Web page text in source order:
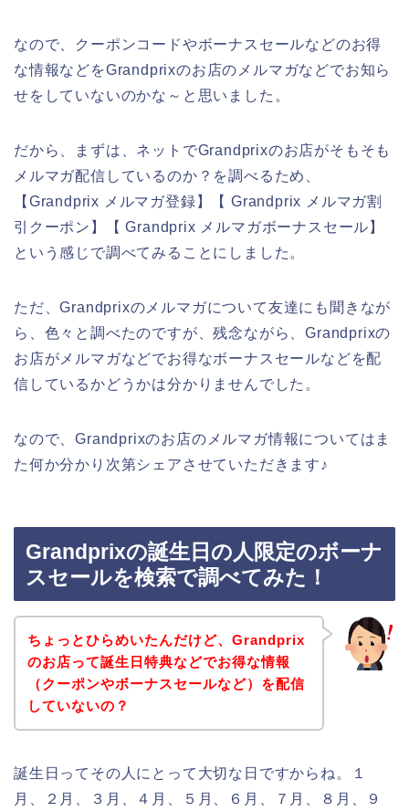
なので、クーポンコードやボーナスセールなどのお得
な情報などをGrandprixのお店のメルマガなどでお知ら
せをしていないのかな～と思いました。
だから、まずは、ネットでGrandprixのお店がそもそも
メルマガ配信しているのか？を調べるため、
【Grandprix メルマガ登録】【 Grandprix メルマガ割
引クーポン】【 Grandprix メルマガボーナスセール】
という感じで調べてみることにしました。
ただ、Grandprixのメルマガについて友達にも聞きなが
ら、色々と調べたのですが、残念ながら、Grandprixの
お店がメルマガなどでお得なボーナスセールなどを配
信しているかどうかは分かりませんでした。
なので、Grandprixのお店のメルマガ情報についてはま
た何か分かり次第シェアさせていただきます♪
Grandprixの誕生日の人限定のボーナ
スセールを検索で調べてみた！
ちょっとひらめいたんだけど、Grandprix
のお店って誕生日特典などでお得な情報
（クーポンやボーナスセールなど）を配信
していないの？
誕生日ってその人にとって大切な日ですからね。１
月、２月、３月、４月、５月、６月、７月、８月、９